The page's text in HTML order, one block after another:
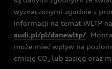
wyznaczonymi zgodnie z
informacji na temat WLTP
audi.pl/pl/danewltp/.
może mieć wpływ na
emisję CO2 lub zasięg oraz